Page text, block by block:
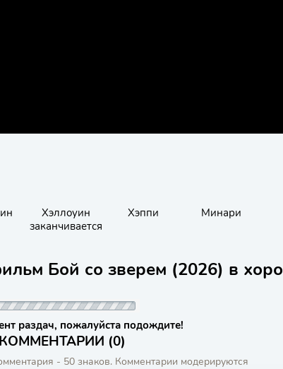
Хэллоуин
заканчивается
Хэппи Минари
Бой со зверем (2026) в
раздач, пожалуйста подождите!
КОММЕНТАРИИ (0)
- 50 знаков. Комментарии модерируются